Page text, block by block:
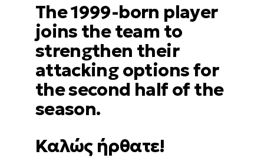
The 1999-born player
joins the team to
strengthen their
attacking options for
the second half of the
season.
Καλώς ήρθατε!